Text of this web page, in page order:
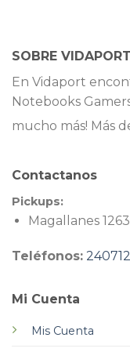
SOBRE VIDAPORT
En Vidaport
Notebooks
mucho más! Más
Mi Cuenta
Mis Cuenta
Contactanos
Pickups:
Magallanes
Teléfonos: